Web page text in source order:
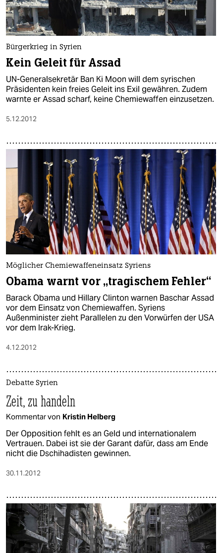
abo
genossenschaft
epaper login
Bürgerkrieg in Syrien
Kein Geleit für Assad
UN-Generalsekretär Ban Ki Moon will dem syrischen
Präsidenten kein freies Geleit ins Exil gewähren. Zudem
warnte er Assad scharf, keine Chemiewaffen einzusetzen.
5.12.2012
Möglicher Chemiewaffeneinsatz Syriens
Obama warnt vor „tragischem Fehler“
Barack Obama und Hillary Clinton warnen Baschar Assad
vor dem Einsatz von Chemiewaffen. Syriens
Außenminister zieht Parallelen zu den Vorwürfen der USA
vor dem Irak-Krieg.
4.12.2012
Debatte Syrien
Zeit, zu handeln
Kommentar von Kristin Helberg
Der Opposition fehlt es an Geld und internationalem
Vertrauen. Dabei ist sie der Garant dafür, dass am Ende
nicht die Dschihadisten gewinnen.
30.11.2012